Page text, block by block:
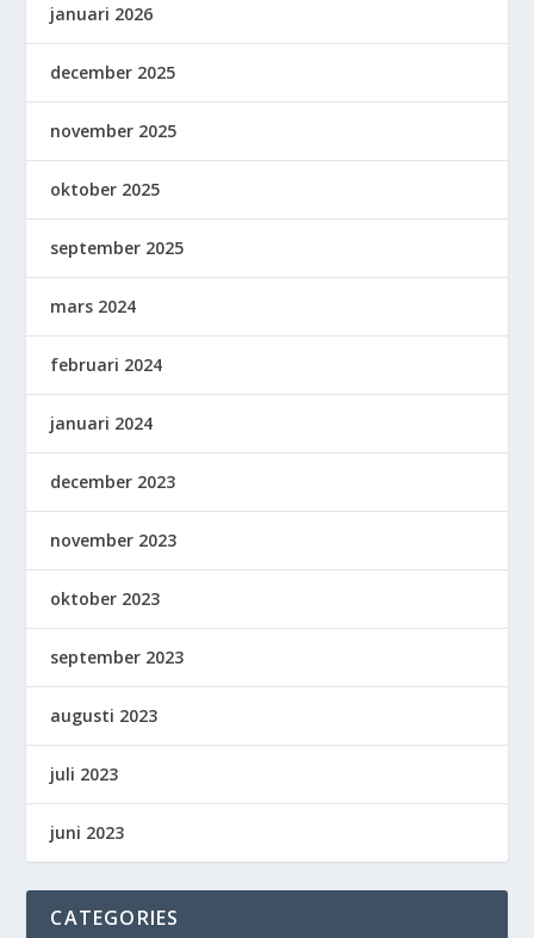
januari 2026
december 2025
november 2025
oktober 2025
september 2025
mars 2024
februari 2024
januari 2024
december 2023
november 2023
oktober 2023
september 2023
augusti 2023
juli 2023
juni 2023
CATEGORIES